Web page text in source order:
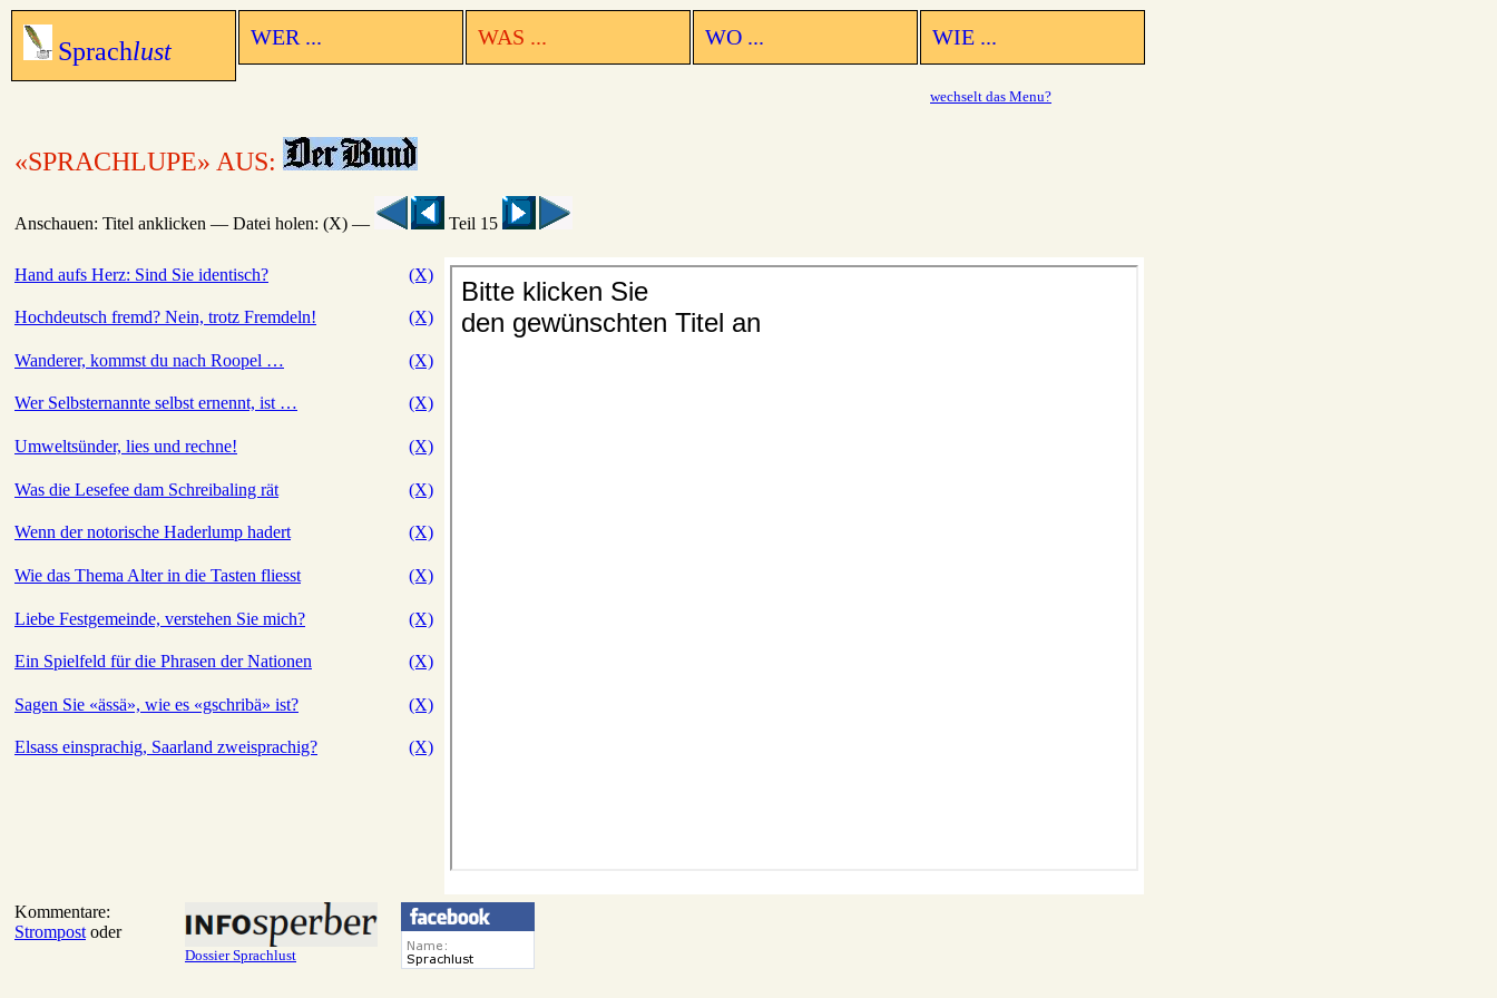
Sprachlust WER ... WAS ... WO ... WIE ...
wechselt das Menu?
«SPRACHLUPE» AUS:
Anschauen: Titel anklicken — Datei holen: (X) — Teil 15
Hand aufs Herz: Sind Sie identisch? (X)
Hochdeutsch fremd? Nein, trotz Fremdeln! (X)
Wanderer, kommst du nach Roopel … (X)
Wer Selbsternannte selbst ernennt, ist … (X)
Umweltsünder, lies und rechne! (X)
Was die Lesefee dam Schreibaling rät (X)
Wenn der notorische Haderlump hadert (X)
Wie das Thema Alter in die Tasten fliesst (X)
Liebe Festgemeinde, verstehen Sie mich? (X)
Ein Spielfeld für die Phrasen der Nationen (X)
Sagen Sie «ässä», wie es «gschribä» ist? (X)
Elsass einsprachig, Saarland zweisprachig? (X)
Kommentare:
Strompost oder
Dossier Sprachlust